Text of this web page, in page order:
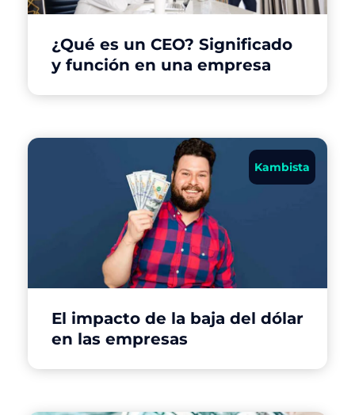
¿Qué es un CEO? Significado
y función en una empresa
Kambista
El impacto de la baja del dólar
en las empresas